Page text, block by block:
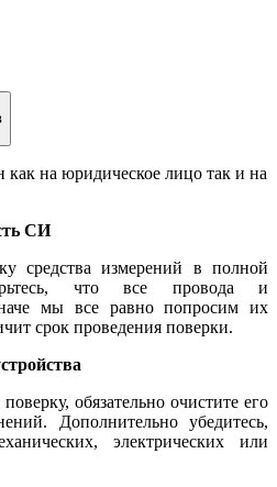
на юридическое лицо так и на
СИ
средства измерений в полной
что все провода и
мы все равно попросим их
срок проведения поверки.
обязательно очистите его
Дополнительно убедитесь,
электрических или